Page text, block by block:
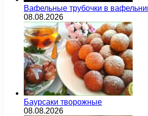
Вафельные трубочки в
08.08.2026
Баурсаки творожные
08.08.2026